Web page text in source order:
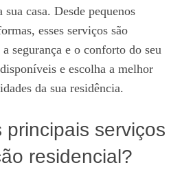
casa. Desde pequenos
esses serviços são
segurança e o conforto do seu
e escolha a melhor
da sua residência.
principais serviços
residencial?